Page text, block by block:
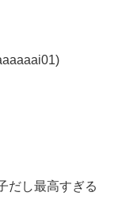
だし最高すぎる